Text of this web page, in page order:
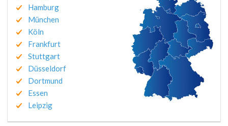
Hamburg
München
Köln
Frankfurt
Stuttgart
Düsseldorf
Dortmund
Essen
Leipzig